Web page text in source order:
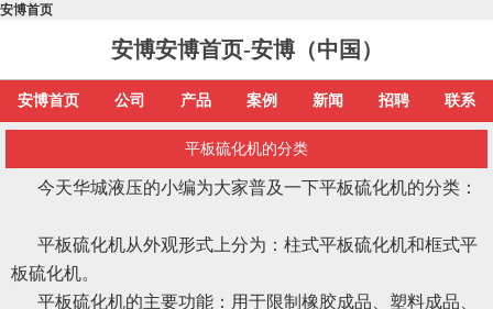
安博首页
安博安博首页-安博（中国）
安博首页 公司 产品 案例 新闻 招聘 联系
平板硫化机的分类
今天华城液压的小编为大家普及一下平板硫化机的分类：
平板硫化机从外观形式上分为：柱式平板硫化机和框式平
板硫化机。
平板硫化机的主要功能：用于限制橡胶成品、塑料成品、